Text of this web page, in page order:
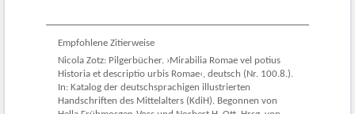
Empfohlene Zitierweise
Nicola Zotz: Pilgerbücher. ›Mirabilia Romae vel potius
Historia et descriptio urbis Romae‹, deutsch (Nr. 100.8.).
In: Katalog der deutschsprachigen illustrierten
Handschriften des Mittelalters (KdiH). Begonnen von